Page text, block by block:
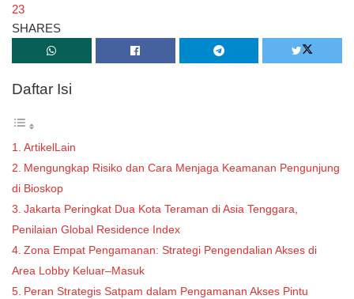
23
SHARES
Daftar Isi
ArtikelLain
Mengungkap Risiko dan Cara Menjaga Keamanan Pengunjung
di Bioskop
Jakarta Peringkat Dua Kota Teraman di Asia Tenggara,
Penilaian Global Residence Index
Zona Empat Pengamanan: Strategi Pengendalian Akses di
Area Lobby Keluar–Masuk
Peran Strategis Satpam dalam Pengamanan Akses Pintu